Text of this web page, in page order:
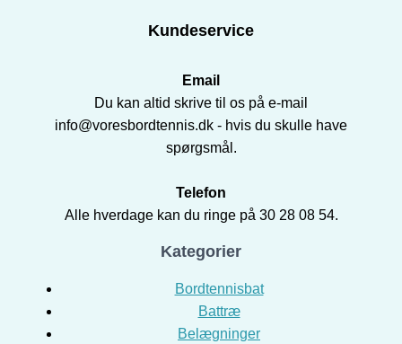
Kundeservice
Email
Du kan altid skrive til os på e-mail
info@voresbordtennis.dk - hvis du skulle have
spørgsmål.
Telefon
Alle hverdage kan du ringe på 30 28 08 54.
Kategorier
Bordtennisbat
Battræ
Belægninger